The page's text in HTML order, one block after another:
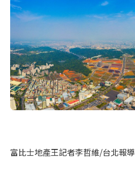
富比士地產王記者李哲維/台北報導